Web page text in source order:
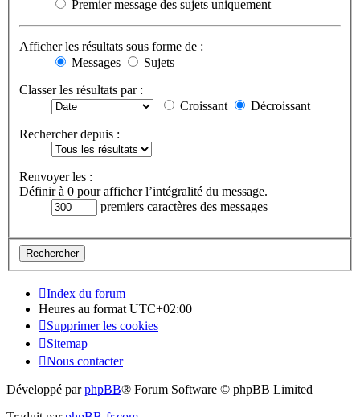
Premier message des sujets uniquement
Afficher les résultats sous forme de :
Messages
Sujets
Classer les résultats par :
Croissant
Décroissant
Rechercher depuis :
Renvoyer les :
Définir à 0 pour afficher l’intégralité du message.
premiers caractères des messages
Index du forum
Heures au format UTC+02:00
Supprimer les cookies
Sitemap
Nous contacter
Développé parphpBB® Forum Software © phpBB Limited